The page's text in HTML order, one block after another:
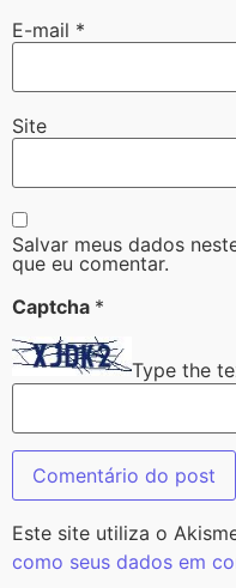
E-mail *
Site
Salvar meus dados
que eu comentar.
Captcha *
Type the
Este site utiliza o
como seus dados em